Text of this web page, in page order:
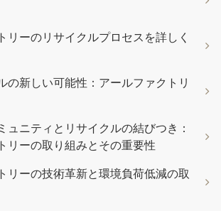
リーのリサイクルプロセスを詳しく
の新しい可能性：アールファクトリ
ュニティとリサイクルの結びつき：
リーの取り組みとその重要性
リーの技術革新と環境負荷低減の取